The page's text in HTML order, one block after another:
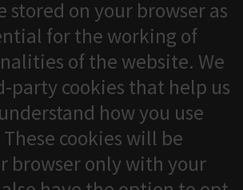
stored on your browser as
for the working of
of the website. We
party cookies that help us
how you use
cookies will be
browser only with your